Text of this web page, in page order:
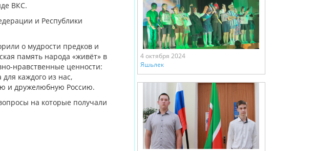
ВКС.
и Республики
о мудрости предков и
память народа «живёт» в
нравственные ценности:
каждого из нас,
и дружелюбную Россию.
на которые получали
4 октября 2024
Яшьлек